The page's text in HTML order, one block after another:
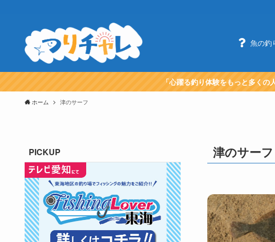
魚の釣
「心躍る釣り体験をもっと多く
ホーム 津のサーフ
津のサーフ
PICKUP